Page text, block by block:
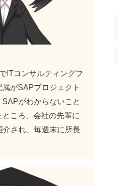
ITコンサルティングフ
がSAPプロジェクト
がわからないこと
ころ、会社の先輩に
され、毎週末に所長